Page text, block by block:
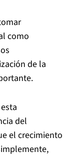
como
de la
del
el crecimiento